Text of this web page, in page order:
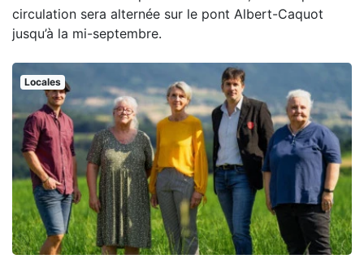
circulation sera alternée sur le pont Albert-Caquot
jusqu’à la mi-septembre.
Locales